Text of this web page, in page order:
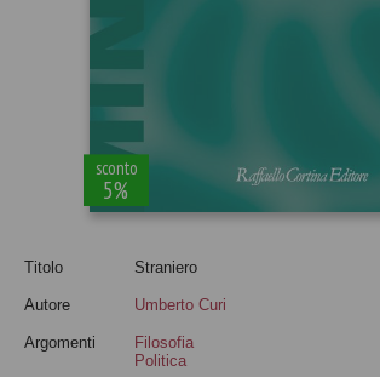
sconto
5%
Titolo Straniero
Autore Umberto Curi
Argomenti
Filosofia
Politica